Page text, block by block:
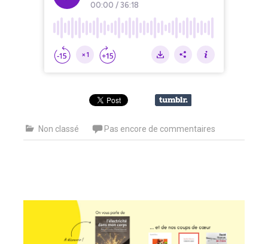
Non classé Pas encore de commentaires